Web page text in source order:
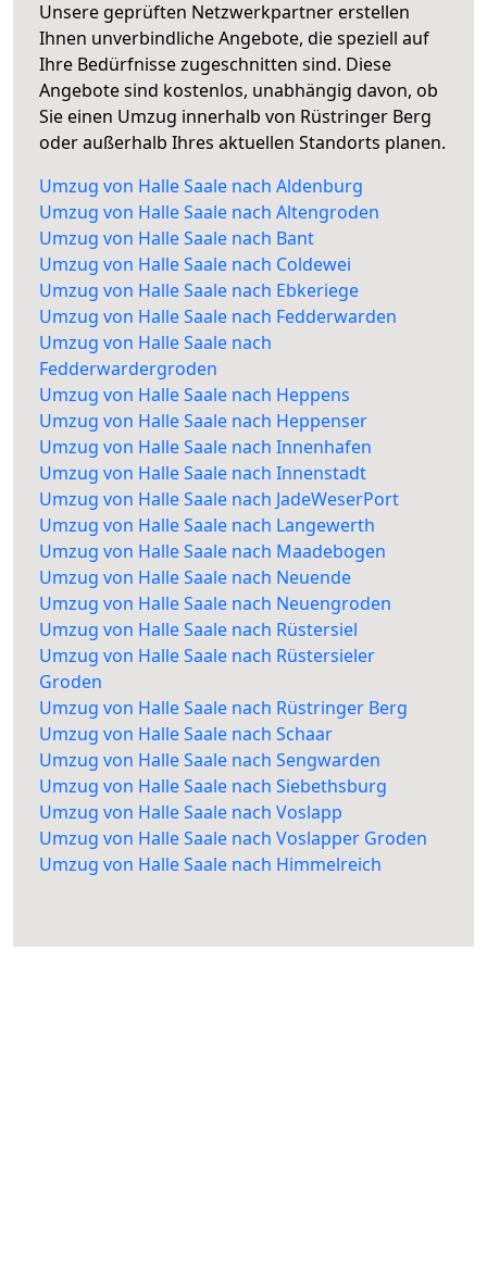
Unsere geprüften Netzwerkpartner erstellen
Ihnen unverbindliche Angebote, die speziell auf
Ihre Bedürfnisse zugeschnitten sind. Diese
Angebote sind kostenlos, unabhängig davon, ob
Sie einen Umzug innerhalb von Rüstringer Berg
oder außerhalb Ihres aktuellen Standorts planen.
Umzug von Halle Saale nach Aldenburg
Umzug von Halle Saale nach Altengroden
Umzug von Halle Saale nach Bant
Umzug von Halle Saale nach Coldewei
Umzug von Halle Saale nach Ebkeriege
Umzug von Halle Saale nach Fedderwarden
Umzug von Halle Saale nach
Fedderwardergroden
Umzug von Halle Saale nach Heppens
Umzug von Halle Saale nach Heppenser
Umzug von Halle Saale nach Innenhafen
Umzug von Halle Saale nach Innenstadt
Umzug von Halle Saale nach JadeWeserPort
Umzug von Halle Saale nach Langewerth
Umzug von Halle Saale nach Maadebogen
Umzug von Halle Saale nach Neuende
Umzug von Halle Saale nach Neuengroden
Umzug von Halle Saale nach Rüstersiel
Umzug von Halle Saale nach Rüstersieler
Groden
Umzug von Halle Saale nach Rüstringer Berg
Umzug von Halle Saale nach Schaar
Umzug von Halle Saale nach Sengwarden
Umzug von Halle Saale nach Siebethsburg
Umzug von Halle Saale nach Voslapp
Umzug von Halle Saale nach Voslapper Groden
Umzug von Halle Saale nach Himmelreich